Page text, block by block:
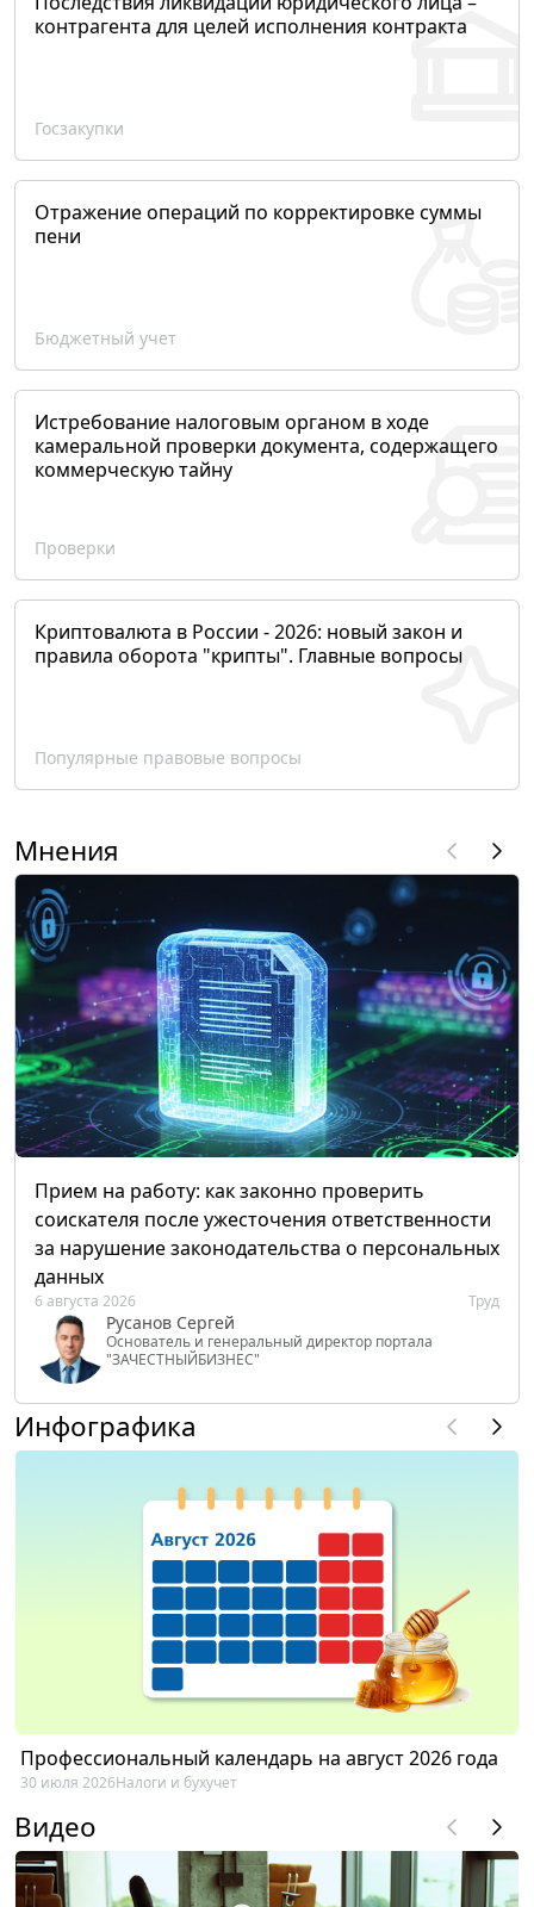
контрагента для целей исполнения контракта
Госзакупки
Отражение операций по корректировке суммы
пени
Бюджетный учет
Истребование налоговым органом в ходе
камеральной проверки документа, содержащего
коммерческую тайну
Проверки
Криптовалюта в России - 2026: новый закон и
правила оборота "крипты". Главные вопросы
Популярные правовые вопросы
Мнения
Прием на работу: как законно проверить
соискателя после ужесточения ответственности
за нарушение законодательства о персональных
данных
6 августа 2026 Труд
Русанов Сергей
Основатель и генеральный директор портала
"ЗАЧЕСТНЫЙБИЗНЕС"
Инфографика
Профессиональный календарь на август 2026 года
30 июля 2026Налоги и бухучет
Видео